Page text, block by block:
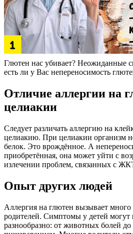
Глютен нас убивает? Неожиданные
есть ли у Вас непереносимость
Отличие аллергии на
целиакии
Следует различать аллергию на
целиакию. При целиакии организм
белок. Это врождённое. А
приобретённая, она может уйти с
излечении проблем, связанных с
Опыт других людей
Аллергия на глютен вызывает много
родителей. Симптомы у детей могут
разнообразно: от животных болей